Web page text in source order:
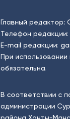
Главный редактор:
Телефон редакции:
E-mail редакции:
При
обязательна.
В соответствии с
администрации